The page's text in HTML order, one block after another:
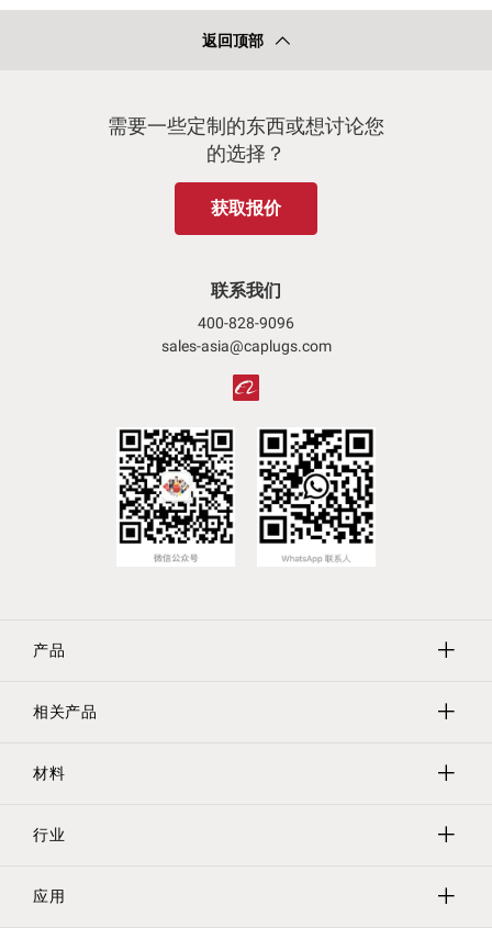
返回顶部
需要一些定制的东西或想讨论您
的选择？
获取报价
联系我们
400-828-9096
sales-asia@caplugs.com
产品
保护帽
保护塞
软管保护/螺旋保护套
相关产品
Evergreen实验室器具
Tri-Star螺纹保护器
材料
聚乙烯
乙烯基
行业
医疗
应用